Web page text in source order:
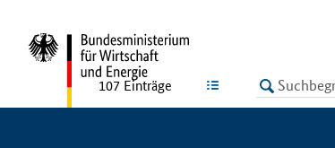
LISTE
107 Einträge